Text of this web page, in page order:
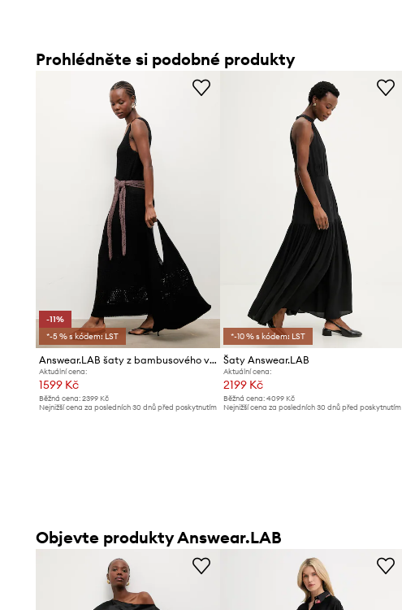
Prohlédněte si podobné produkty
-11%
*-5 % s kódem: LST
Answear.LAB šaty z bambusového vlákna
Aktuální cena:
1599 Kč
Běžná cena: 2399 Kč
Nejnižší cena za posledních 30 dnů před poskytnutím
*-10 % s kódem: LST
Šaty Answear.LAB
Aktuální cena:
2199 Kč
Běžná cena:4099 Kč
Nejnižší cena za posledních 30 dnů před poskytnutím
Objevte produkty Answear.LAB